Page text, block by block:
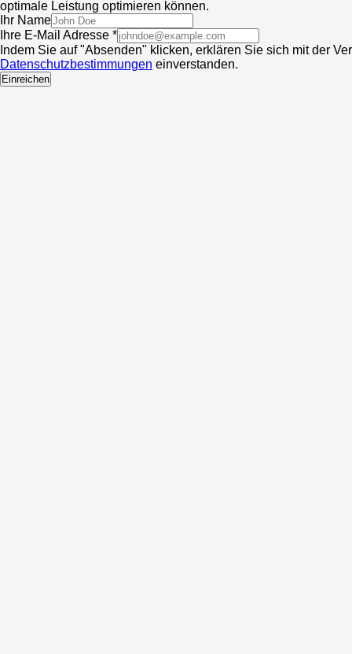
optimale Leistung optimieren können.
Ihr Name
Ihre E-Mail Adresse *
Indem Sie auf "Absenden" klicken, erklären Sie sich mit der
Datenschutzbestimmungen einverstanden.